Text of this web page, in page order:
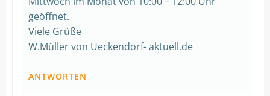
geöffnet.
Viele Grüße
W.Müller von Ueckendorf- aktuell.de
ANTWORTEN